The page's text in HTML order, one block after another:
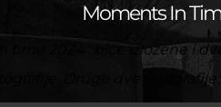
Moments In
time 2024" biće izložene i
Druge dve